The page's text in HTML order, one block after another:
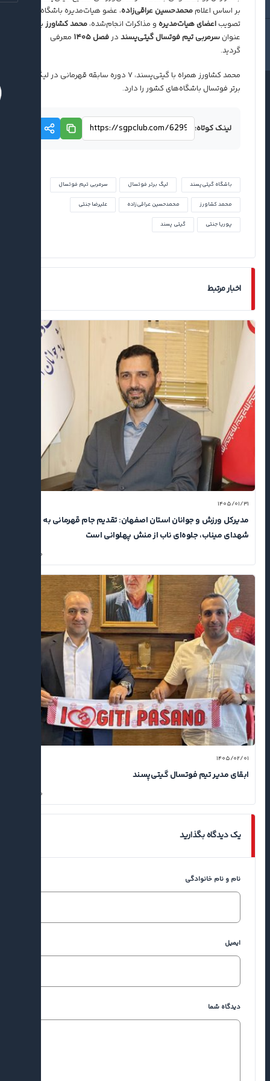
بر اساس اعلاممحمدحسین عراقی‌زاده، عضو هیات‌مدیره باشگاه، با
تصویباعضای هیات‌مدیره و مذاکرات انجام‌شده، محمد کشاورز به
عنوانسرمربی تیم فوتسال گیتی‌پسند در فصل ۱۴۰۵
معرفی
گردید.
محمد کشاورز همراه با گیتی‌پسند، ۷ دوره سابقه قهرمانی در لیگ
برتر فوتسال باشگاه‌های کشور را دارد.
لینک کوتاه:
باشگاه گیتی‌پسند لیگ برتر فوتسال سرمربی تیم فوتسال
محمد کشاورز محمدحسین عراقی‌زاده علیرضا جنتی
پوریا جنتی گیتی پسند
اخبار مرتبط
۱۴۰۵/۰۱/۳۱
مدیرکل ورزش و جوانان استان اصفهان: تقدیم جام قهرمانی به
شهدای میناب، جلوه‌ای ناب از منش پهلوانی است
۰
۱۴۰۵/۰۲/۰۱
ابقای مدیر تیم فوتسال گیتی‌پسند
۰
یک دیدگاه بگذارید
نام و نام خانوادگی
ایمیل
دیدگاه شما